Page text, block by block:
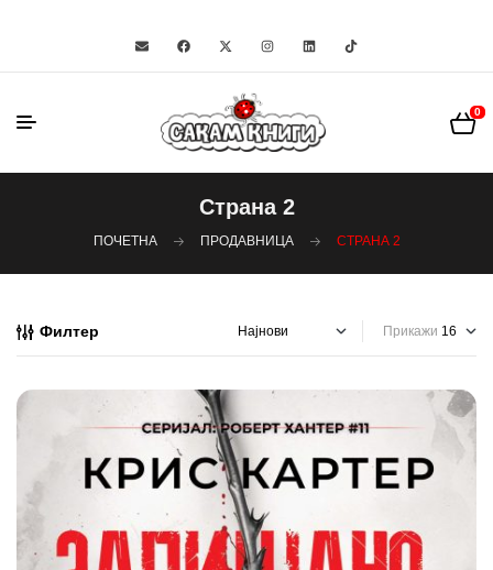
0
Страна 2
ПОЧЕТНА ПРОДАВНИЦА СТРАНА 2
Филтер Прикажи